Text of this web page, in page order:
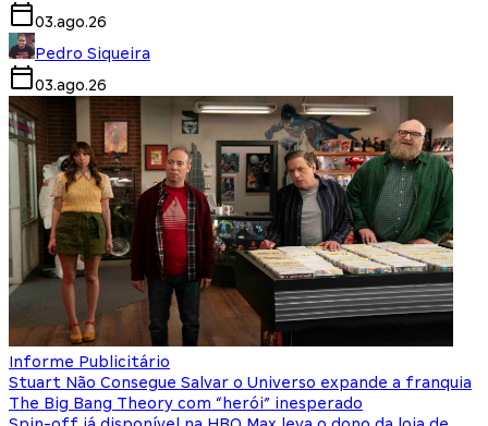
03.ago.26
Pedro Siqueira
03.ago.26
Informe Publicitário
Stuart Não Consegue Salvar o Universo expande a franquia
The Big Bang Theory com “herói” inesperado